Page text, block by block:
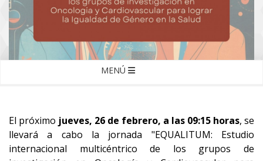
MENÚ
El próximo jueves, 26 de febrero, a las 09:15 horas, se
llevará a cabo la jornada "EQUALITUM: Estudio
internacional multicéntrico de los grupos de